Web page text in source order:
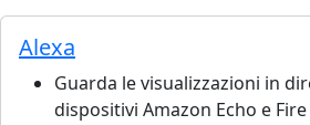
Alexa
Guarda le visualizzazioni in
dispositivi Amazon Echo e Fire